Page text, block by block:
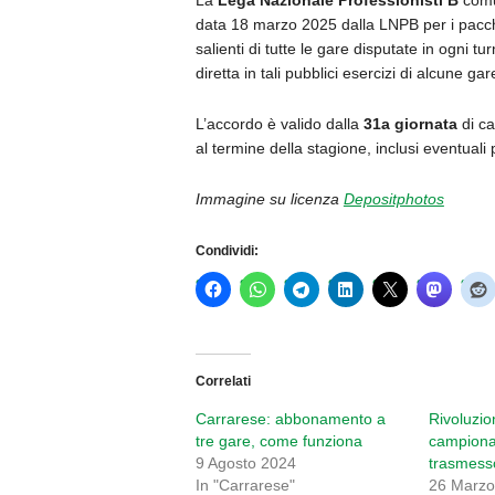
data 18 marzo 2025 dalla LNPB per i
salienti di tutte le gare disputate in ogni
diretta in tali pubblici esercizi di alcune
L’accordo è valido dalla 31a giornatadi
al termine della stagione, inclusi eventuali
Immagine su licenza Depositphotos
Condividi:
Correlati
Carrarese: abbonamento a
tre gare, come funziona
9 Agosto 2024
In "Carrarese"
26